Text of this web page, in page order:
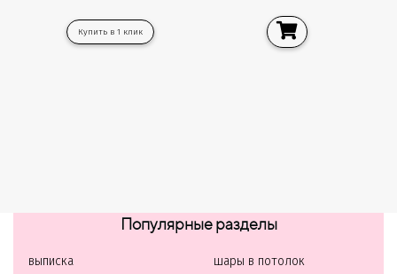
Купить в 1 клик
Популярные разделы
выписка шары в потолок